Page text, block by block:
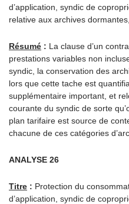
d’application, syndic de
relative aux archives
Résumé : La clause d’un
prestations variables non
syndic, la conservation des
lors que cette tache est
supplémentaire important, et
courante du syndic de sorte
plan tarifaire est source de
chacune de ces catégories
ANALYSE 26
Titre : Protection du
d’application, syndic de